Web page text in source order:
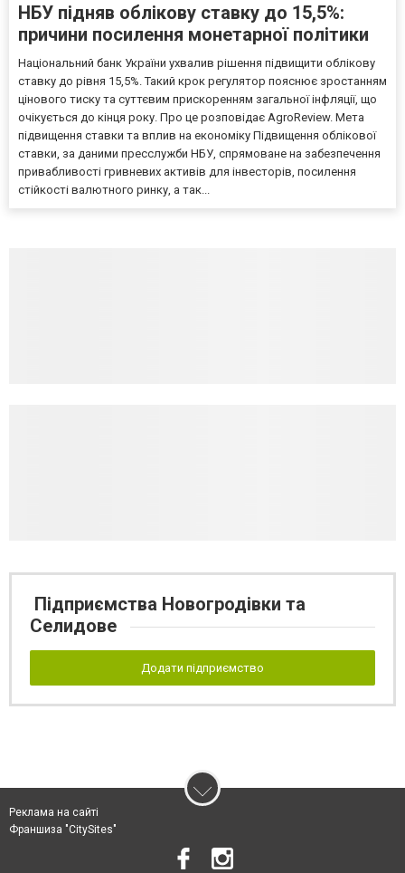
НБУ підняв облікову ставку до 15,5%:
причини посилення монетарної політики
Національний банк України ухвалив рішення підвищити облікову
ставку до рівня 15,5%. Такий крок регулятор пояснює зростанням
цінового тиску та суттєвим прискоренням загальної інфляції, що
очікується до кінця року. Про це розповідає AgroReview. Мета
підвищення ставки та вплив на економіку Підвищення облікової
ставки, за даними пресслужби НБУ, спрямоване на забезпечення
привабливості гривневих активів для інвесторів, посилення
стійкості валютного ринку, а так...
Підприємства Новогродівки та
Селидове
Додати підприємство
Реклама на сайті
Франшиза "CitySites"